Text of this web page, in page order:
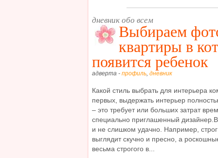
дневник обо всем
Выбираем
квартиры в
появится ребенок
адверта - профиль, дневник
Какой стиль выбрать для интерьера
первых, выдержать интерьер
– это требует или больших затрат
специально приглашенный
и не слишком удачно. Например,
выглядит скучно и пресно, а
весьма строгого в...